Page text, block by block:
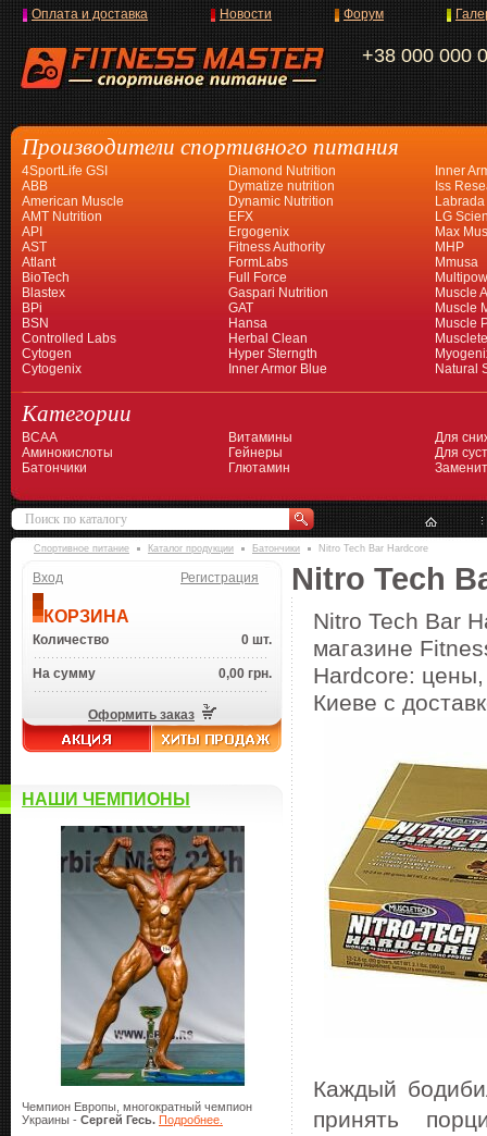
+38 000 000
Оплата и доставка Новости Форум
Производители спортивного питания
4SportLife GSI
ABB
American Muscle
AMT Nutrition
API
AST
Atlant
BioTech
Blastex
BPi
BSN
Controlled Labs
Cytogen
Cytogenix
Diamond Nutrition
Dymatize nutrition
Dynamic Nutrition
EFX
Ergogenix
Fitness Authority
FormLabs
Full Force
Gaspari Nutrition
GAT
Hansa
Herbal Clean
Hyper Sterngth
Inner Armor Blue
Inner
Iss
Labrada
LG
Max
MHP
Mmusa
Muscle
Muscle
Muscle
Natural
Категории
BCAA
Аминокислоты
Батончики
Витамины
Гейнеры
Глютамин
Для
Для
Спортивное питание Каталог продукции Батончики Nitro Tech Bar Hardcore
Вход Регистрация
КОРЗИНА
Количество 0 шт.
На сумму 0,00 грн.
Оформить заказ
НАШИ ЧЕМПИОНЫ
Чемпион Европы, многократный чемпион
Украины - Сергей Гесь. Подробнее.
Nitro Tech
Nitro Tech Bar
магазине
Hardcore: цены,
Киеве с
Каждый
принять